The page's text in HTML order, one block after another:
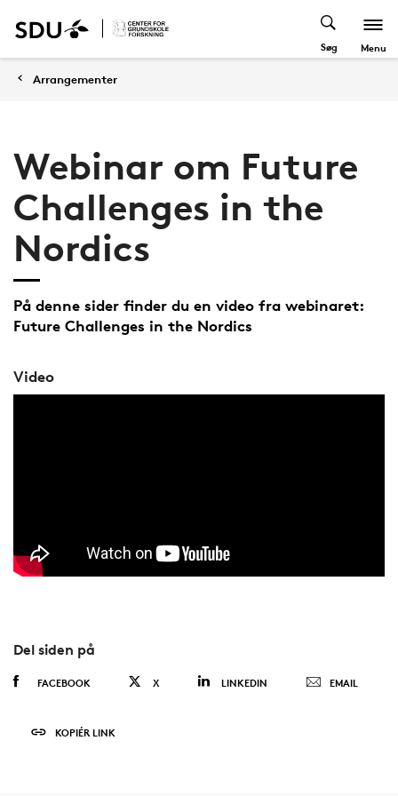
Søg Menu
Arrangementer
Webinar om Future
Challenges in the
Nordics
På denne sider finder du en video fra webinaret:
Future Challenges in the Nordics
Video
Del siden på
FACEBOOK X LINKEDIN EMAIL
KOPIÉR LINK